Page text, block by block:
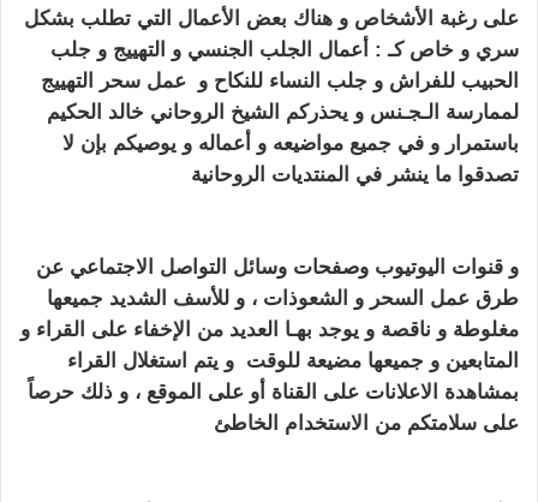
على رغبة الأشخاص و هناك بعض الأعمال التي تطلب بشكل
سري و خاص كـ : أعمال الجلب الجنسي و التهييج و جلب
الحبيب للفراش و جلب النساء للنكاح و عمل سحر التهييج
لممارسة الـجـنس و يحذركم الشيخ الروحاني خالد الحكيم
باستمرار و في جميع مواضيعه و أعماله و يوصيكم بإن لا
تصدقوا ما ينشر في المنتديات الروحانية
و قنوات اليوتيوب وصفحات وسائل التواصل الاجتماعي عن
طرق عمل السحر و الشعوذات ، و للأسف الشديد جميعها
مغلوطة و ناقصة و يوجد بهـا العديد من الإخفاء على القراء و
المتابعين و جميعها مضيعة للوقت و يتم استغلال القراء
بمشاهدة الاعلانات على القناة أو على الموقع ، و ذلك حرصاً
على سلامتكم من الاستخدام الخاطئ